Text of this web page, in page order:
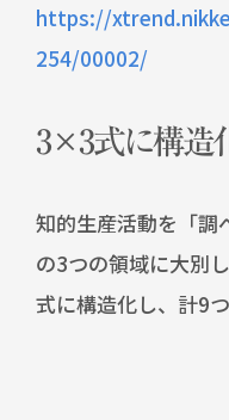
https://
254/00002/
3×3式に構造
知的生産活動を「調
の3つの領域に大別
式に構造化し、計9